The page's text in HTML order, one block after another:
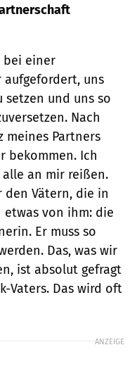
bei einer
aufgefordert, uns
setzen und uns so
Nach
meines Partners
bekommen. Ich
an mir reißen.
den Vätern, die in
etwas von ihm: die
Er muss so
Das, was wir
ist absolut gefragt
Vaters. Das wird oft
ANZEIGE